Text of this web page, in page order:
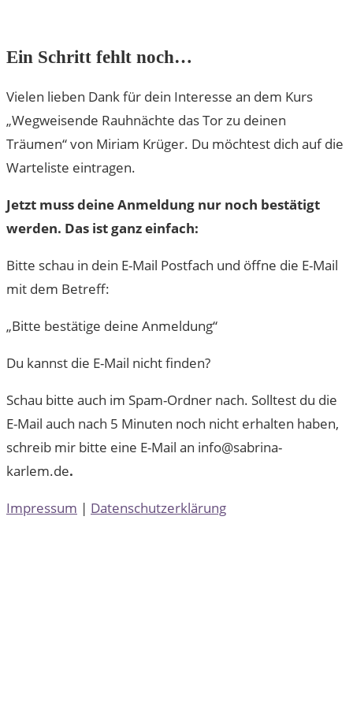
Ein Schritt fehlt noch…
Vielen lieben Dank für dein Interesse an dem Kurs
„Wegweisende Rauhnächte das Tor zu deinen
Träumen“ von Miriam Krüger. Du möchtest dich auf die
Warteliste eintragen.
Jetzt muss deine Anmeldung nur noch bestätigt
werden. Das ist ganz einfach:
Bitte schau in dein E-Mail Postfach und öffne die E-Mail
mit dem Betreff:
„Bitte bestätige deine Anmeldung“
Du kannst die E-Mail nicht finden?
Schau bitte auch im Spam-Ordner nach. Solltest du die
E-Mail auch nach 5 Minuten noch nicht erhalten haben,
schreib mir bitte eine E-Mail an info@sabrina-
karlem.de.
Impressum | Datenschutzerklärung